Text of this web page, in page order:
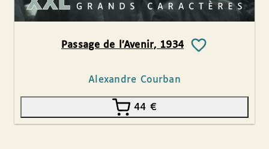
Passage de l’Avenir, 1934
Alexandre Courban
44 €